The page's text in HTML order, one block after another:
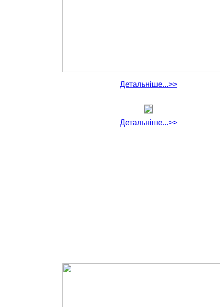
Детальніше...>>
Детальніше...>>